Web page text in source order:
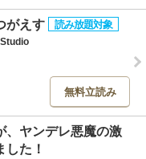
がえす
無料立読み
、ヤンデレ悪魔の激
た！